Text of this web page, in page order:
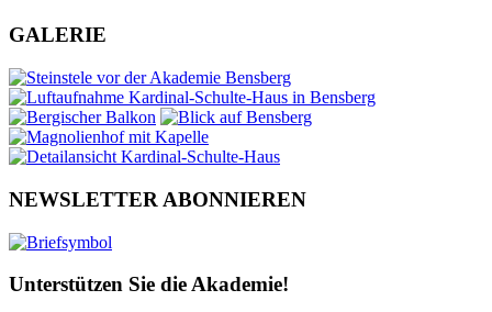
GALERIE
NEWSLETTER ABONNIEREN
Unterstützen Sie die Akademie!